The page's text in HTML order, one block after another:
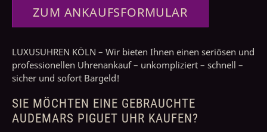
ZUM ANKAUFSFORMULAR
LUXUSUHREN KÖLN – Wir bieten Ihnen einen seriösen und
professionellen Uhrenankauf – unkompliziert – schnell –
sicher und sofort Bargeld!
SIE MÖCHTEN EINE GEBRAUCHTE
AUDEMARS PIGUET UHR KAUFEN?